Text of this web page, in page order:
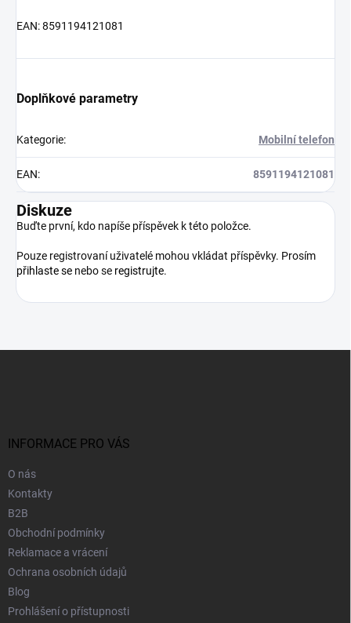
EAN: 8591194121081
Doplňkové parametry
Kategorie: Mobilní telefon
EAN: 8591194121081
Diskuze
Buďte první, kdo napíše příspěvek k této položce.
Pouze registrovaní uživatelé mohou vkládat příspěvky. Prosím
přihlaste se nebo se registrujte.
INFORMACE PRO VÁS
O nás
Kontakty
B2B
Obchodní podmínky
Reklamace a vrácení
Ochrana osobních údajů
Blog
Prohlášení o přístupnosti